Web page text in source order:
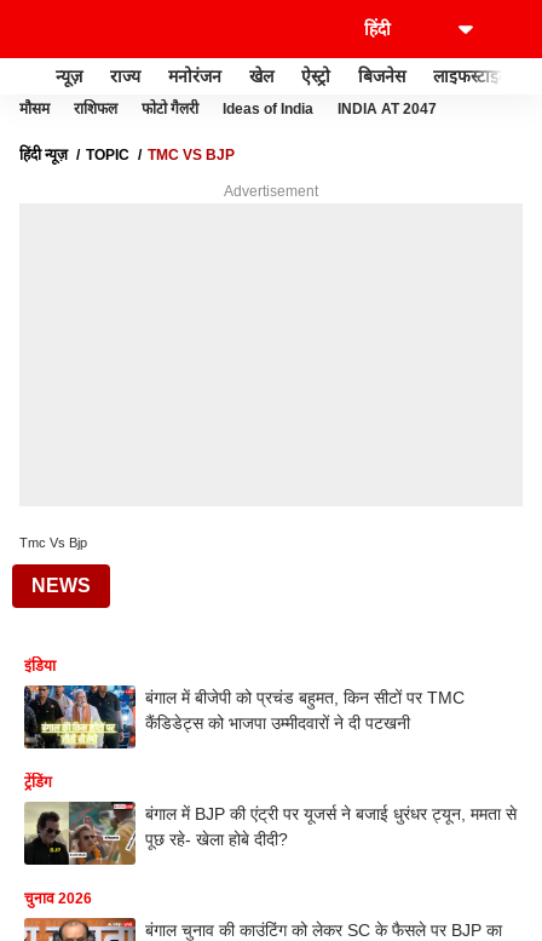
न्यूज़ राज्य मनोरंजन खेल ऐस्ट्रो बिजनेस लाइफस्टाइल
मौसम राशिफल फोटो गैलरी Ideas of India INDIA AT 2047
हिंदी न्यूज़ TOPIC TMC VS BJP
Advertisement
Tmc Vs Bjp
NEWS
इंडिया
बंगाल में बीजेपी को प्रचंड बहुमत, किन सीटों पर TMC
कैंडिडेट्स को भाजपा उम्मीदवारों ने दी पटखनी
ट्रेंडिंग
बंगाल में BJP की एंट्री पर यूजर्स ने बजाई धुरंधर ट्यून, ममता से
पूछ रहे- खेला होबे दीदी?
चुनाव 2026
बंगाल चुनाव की काउंटिंग को लेकर SC के फैसले पर BJP का